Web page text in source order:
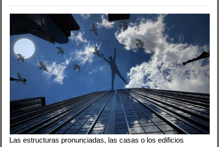
Las estructuras pronunciadas, las casas o los edificios